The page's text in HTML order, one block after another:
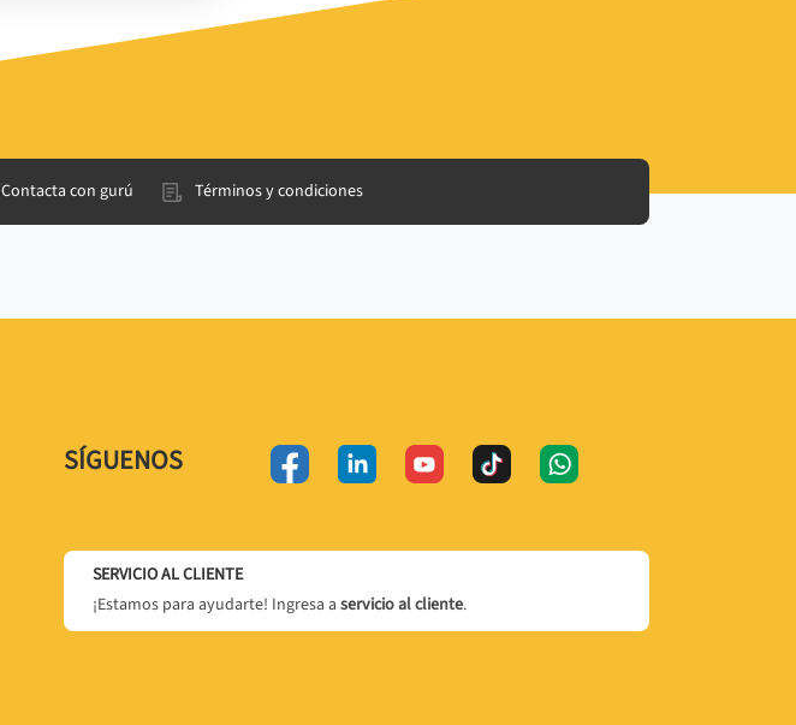
Contacta con gurú Términos y condiciones
SÍGUENOS
SERVICIO AL CLIENTE
¡Estamos para ayudarte! Ingresa a servicio al cliente.